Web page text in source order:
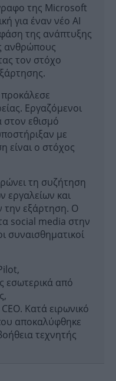
της Microsoft
για έναν νέο AI
της ανάπτυξης
ανθρώπους
τον στόχο
Εργαζόμενοι
εθισμό
με
είναι ο στόχος
τη συζήτηση
εργαλείων και
εξάρτηση. Ο
social media στην
συναισθηματικοί
εσωτερικά από
Κατά ειρωνικό
αποκαλύφθηκε
τεχνητής